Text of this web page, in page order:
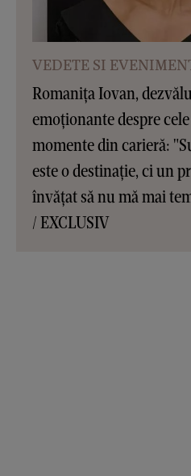
VEDETE SI
Romanița Iovan,
emoționante despre
momente din carieră:
este o destinație, ci un
învățat să nu mă mai
/ EXCLUSIV